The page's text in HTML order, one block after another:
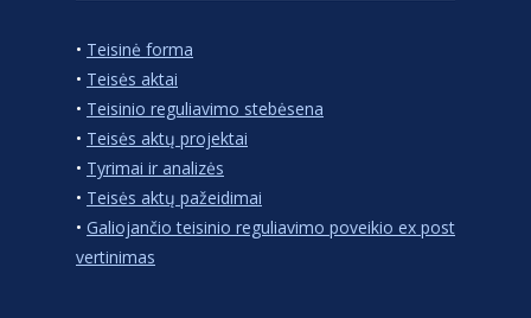
• Teisinė forma
• Teisės aktai
• Teisinio reguliavimo stebėsena
• Teisės aktų projektai
• Tyrimai ir analizės
• Teisės aktų pažeidimai
• Galiojančio teisinio reguliavimo poveikio ex post
vertinimas